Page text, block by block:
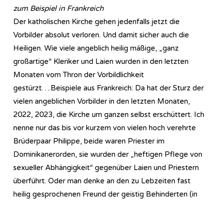
zum Beispiel in Frankreich
Der katholischen Kirche gehen jedenfalls jetzt die
Vorbilder absolut verloren. Und damit sicher auch die
Heiligen. Wie viele angeblich heilig mäßige, „ganz
großartige“ Kleriker und Laien wurden in den letzten
Monaten vom Thron der Vorbildlichkeit
gestürzt….Beispiele aus Frankreich: Da hat der Sturz der
vielen angeblichen Vorbilder in den letzten Monaten,
2022, 2023, die Kirche um ganzen selbst erschüttert. Ich
nenne nur das bis vor kurzem von vielen hoch verehrte
Brüderpaar Philippe, beide waren Priester im
Dominikanerorden, sie wurden der „heftigen Pflege von
sexueller Abhängigkeit“ gegenüber Laien und Priestern
überführt. Oder man denke an den zu Lebzeiten fast
heilig gesprochenen Freund der geistig Behinderten (in